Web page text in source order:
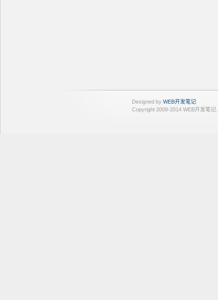
Designed by WEB开发笔记
Copyright 2009-2014 WEB开发笔